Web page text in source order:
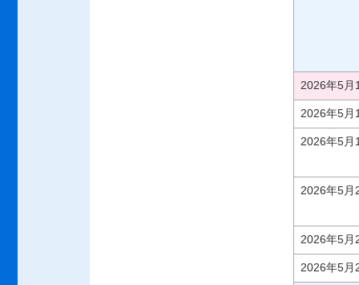
2026年5月
2026年5月
2026年5月
2026年5月
2026年5月
2026年5月